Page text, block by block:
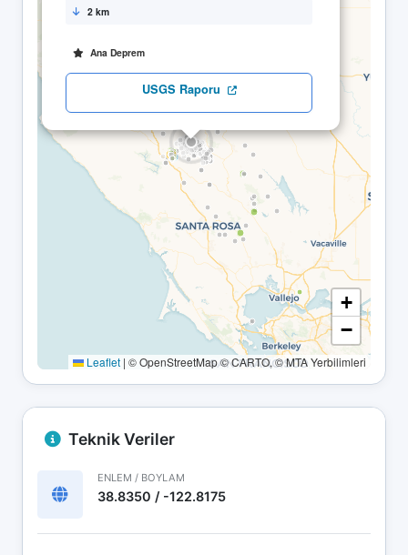
2 km
Ana Deprem
USGS Raporu
+
−
Leaflet | © OpenStreetMap © CARTO, © MTA Yerbilimleri
Teknik Veriler
ENLEM / BOYLAM
38.8350 / -122.8175